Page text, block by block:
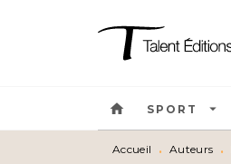
MENU
home SPORT arrow_drop_down
Accueil • Auteurs •